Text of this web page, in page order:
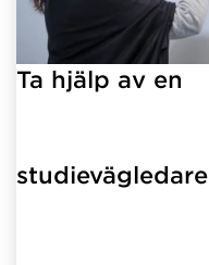
Ta hjälp av en
studievägledare